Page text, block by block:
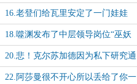
改了七千年的奥丁也已洗心革面
16.老登们给瓦里安定了一门娃娃
亲，但他需要先打过童养媳才能入洞
房
18.噬渊发布了中层领导岗位“巫妖
王”的职业空缺，欢迎豪杰们投递简
历
20.悲！克尔苏加德因为私下研究通
灵法术，被达拉然放逐啦
22.阿莎曼很不开心所以丢给了你一